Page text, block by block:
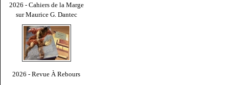
2026 - Cahiers de la Marge
sur Maurice G. Dantec
2026 - Revue À Rebours